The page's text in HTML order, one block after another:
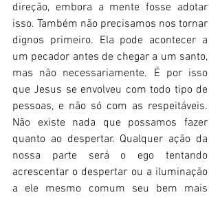
direção, embora a mente fosse adotar
isso. Também não precisamos nos tornar
dignos primeiro. Ela pode acontecer a
um pecador antes de chegar a um santo,
mas não necessariamente. É por isso
que Jesus se envolveu com todo tipo de
pessoas, e não só com as respeitáveis.
Não existe nada que possamos fazer
quanto ao despertar. Qualquer ação da
nossa parte será o ego tentando
acrescentar o despertar ou a iluminação
a ele mesmo comum seu bem mais